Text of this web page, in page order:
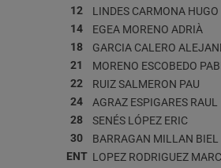
12
LINDES CARMONA HUGO
14
EGEA MORENO ADRIÀ
18
GARCIA CALERO
21
MORENO ESCOBEDO
22
RUIZ SALMERON PAU
24
AGRAZ ESPIGARES RAUL
28
SENÉS LÓPEZ ERIC
30
BARRAGAN MILLAN BIEL
ENT LOPEZ RODRIGUEZ